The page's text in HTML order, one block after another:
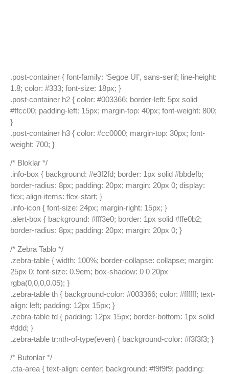
.post-container { font-family: ‘Segoe UI’, sans-serif; line-height:
1.8; color: #333; font-size: 18px; }
.post-container h2 { color: #003366; border-left: 5px solid
#ffcc00; padding-left: 15px; margin-top: 40px; font-weight: 800;
}
.post-container h3 { color: #cc0000; margin-top: 30px; font-
weight: 700; }
/* Bloklar */
.info-box { background: #e3f2fd; border: 1px solid #bbdefb;
border-radius: 8px; padding: 20px; margin: 20px 0; display:
flex; align-items: flex-start; }
.info-icon { font-size: 24px; margin-right: 15px; }
.alert-box { background: #fff3e0; border: 1px solid #ffe0b2;
border-radius: 8px; padding: 20px; margin: 20px 0; }
/* Zebra Tablo */
.zebra-table { width: 100%; border-collapse: collapse; margin:
25px 0; font-size: 0.9em; box-shadow: 0 0 20px
rgba(0,0,0,0.05); }
.zebra-table th { background-color: #003366; color: #ffffff; text-
align: left; padding: 12px 15px; }
.zebra-table td { padding: 12px 15px; border-bottom: 1px solid
#ddd; }
.zebra-table tr:nth-of-type(even) { background-color: #f3f3f3; }
/* Butonlar */
.cta-area { text-align: center; background: #f9f9f9; padding: